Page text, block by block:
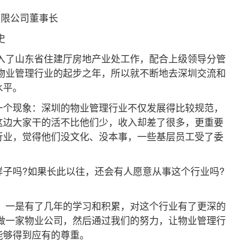
公司董事长
山东省住建厅房地产业处工作，配合上级领导分管
管理行业的起步之年，所以就不断地去深圳交流和
。
象：深圳的物业管理行业不仅发展得比较规范，
大家干的活不比他们少，收入却差了很多，更重要
，觉得他们没文化、没本事，一些基层员工受了委
?如果长此以往，还会有人愿意从事这个行业吗?
是有了几年的学习和积累，对这个行业有了更深的
家物业公司，然后通过我们的努力，让物业管理行
得到应有的尊重。